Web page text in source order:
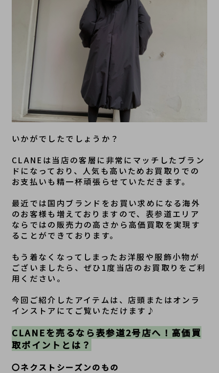
いかがでしたでしょうか？
CLANEは当店の客層に非常にマッチしたブラン
ドになっており、人気も高いためお買取りでの
お支払いも精一杯頑張らせていただきます。
最近では国内ブランドをお買い求めになる海外
のお客様も増えておりますので、表参道エリア
ならではの販売力の高さから高価買取を実現す
ることができております。
もう着なくなってしまったお洋服や服飾小物が
ございましたら、ぜひ1度当店のお買取りをご利
用ください。
今回ご紹介したアイテムは、店頭またはオンラ
インストアにてご覧いただけます♪
CLANEを売るなら表参道2号店へ！高価買
取ポイントとは？
〇ネクストシーズンのもの